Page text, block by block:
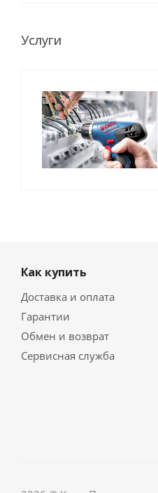
Услуги
Как купить
Доставка и оплата
Гарантии
Обмен и возврат
Сервисная служба